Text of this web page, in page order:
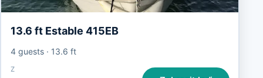
13.6 ft Estable 415EB
4 guests· 13.6 ft
Z